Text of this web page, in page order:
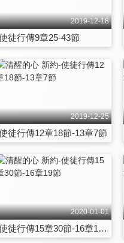
2019-12-18
徒行傳9章25-43節
2019-12-25
徒行傳12章18節-13章7節
2020-01-01
使徒行傳15章30節-16章19節